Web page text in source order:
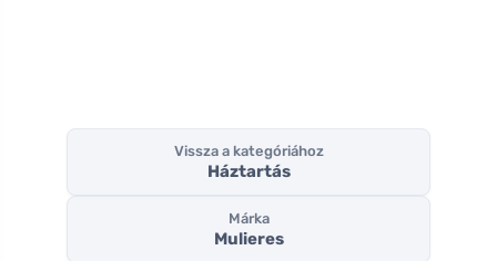
Vissza a kategóriához
Háztartás
Márka
Mulieres